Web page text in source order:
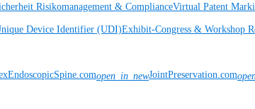
Risikomanagement & ComplianceVirtual Patent
Device Identifier (UDI)Exhibit-Congress & Workshop
open_in_newJointPreservation.com